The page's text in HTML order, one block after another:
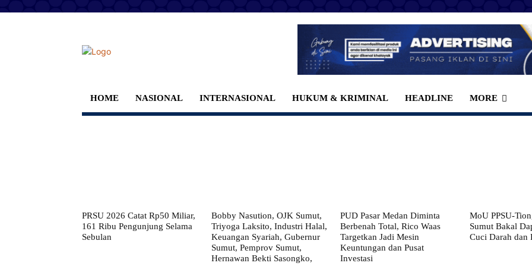
HOME NASIONAL INTERNASIONAL HUKUM & KRIMINAL HEADLINE MORE
PRSU 2026 Catat Rp50 Miliar,
161 Ribu Pengunjung Selama
Sebulan
Bobby Nasution, OJK Sumut,
Triyoga Laksito, Industri Halal,
Keuangan Syariah, Gubernur
Sumut, Pemprov Sumut,
Hernawan Bekti Sasongko,
PUD Pasar Medan Diminta
Berbenah Total, Rico Waas
Targetkan Jadi Mesin
Keuntungan dan Pusat
Investasi
MoU PPSU-
Sumut Bakal
Cuci Darah dan